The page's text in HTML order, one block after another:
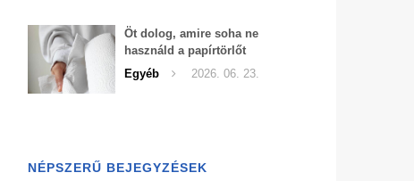
Öt dolog, amire soha ne
használd a papírtörlőt
Egyéb
2026. 06. 23.
NÉPSZERŰ BEJEGYZÉSEK